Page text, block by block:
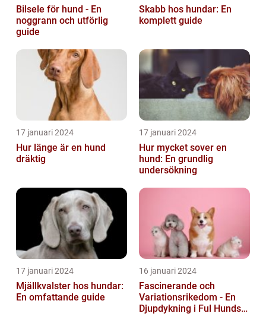
Bilsele för hund - En
noggrann och utförlig
guide
Skabb hos hundar: En
komplett guide
17 januari 2024
Hur länge är en hund
dräktig
17 januari 2024
Hur mycket sover en
hund: En grundlig
undersökning
17 januari 2024
Mjällkvalster hos hundar:
En omfattande guide
16 januari 2024
Fascinerande och
Variationsrikedom - En
Djupdykning i Ful Hunds